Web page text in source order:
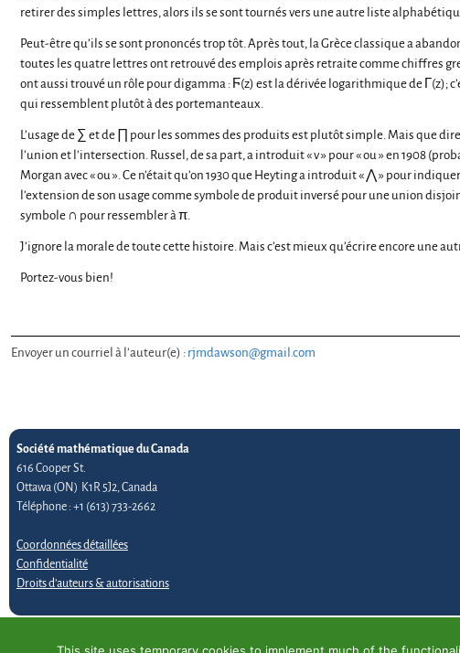
retirer des simples lettres, alors ils se sont tournés vers une autre liste
Peut-être qu’ils se sont prononcés trop tôt. Après tout, la Grèce classique a
toutes les quatre lettres ont retrouvé des emplois après retraite comme chiffres
ont aussi trouvé un rôle pour digamma : Ϝ(z) est la dérivée logarithmique de Γ(z);
qui ressemblent plutôt à des portemanteaux.
L’usage de ∑ et de ∏ pour les sommes des produits est plutôt simple. Mais que
l’union et l’intersection. Russel, de sa part, a introduit « v » pour « ou » en 1908
Morgan avec « ou ». Ce n’était qu’on 1930 que Heyting a introduit « ⋀ » pour
l’extension de son usage comme symbole de produit inversé pour une union
symbole ∩ pour ressembler à π.
J’ignore la morale de toute cette histoire. Mais c’est mieux qu’écrire encore une
Portez-vous bien!
Envoyer un courriel à l’auteur(e) : rjmdawson@gmail.com
Société mathématique du Canada
616 Cooper St.
Ottawa (ON) K1R 5J2, Canada
Téléphone : +1 (613) 733-2662
Coordonnées détaillées
Confidentialité
Droits d’auteurs & autorisations